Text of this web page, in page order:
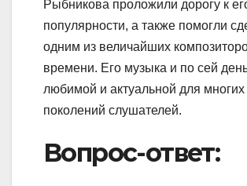
Рыбникова проложили дорогу к
популярности, а также помогли
одним из величайших
времени. Его музыка и по сей
любимой и актуальной для многих
поколений слушателей.
Вопрос-ответ: